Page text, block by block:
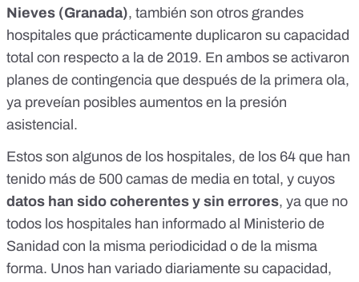
Nieves (Granada), también son otros grandes
hospitales que prácticamente duplicaron su capacidad
total con respecto a la de 2019. En ambos se activaron
planes de contingencia que después de la primera ola,
ya preveían posibles aumentos en la presión
asistencial.
Estos son algunos de los hospitales, de los 64 que han
tenido más de 500 camas de media en total, y cuyos
datos han sido coherentes y sin errores, ya que no
todos los hospitales han informado al Ministerio de
Sanidad con la misma periodicidad o de la misma
forma. Unos han variado diariamente su capacidad,